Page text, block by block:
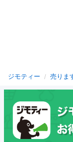
ジモティー 売りま